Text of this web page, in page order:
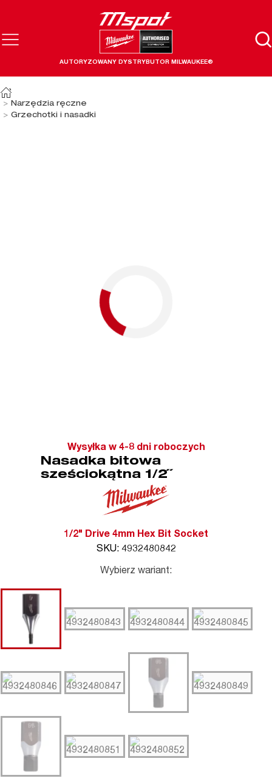
AUTORYZOWANY DYSTRYBUTOR MILWAUKEE®
Narzędzia ręczne
Grzechotki i nasadki
Wysyłka w 4-8 dni roboczych
Nasadka bitowa
sześciokątna 1/2˝
1/2" Drive 4mm Hex Bit Socket
SKU: 4932480842
Wybierz wariant: